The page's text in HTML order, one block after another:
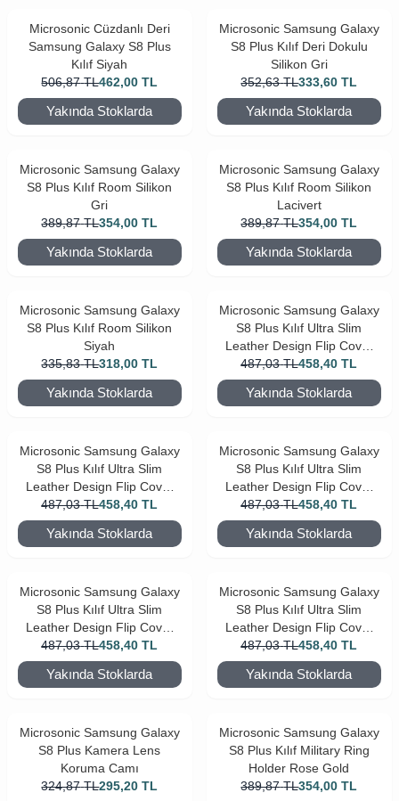
Microsonic Cüzdanlı Deri
Samsung Galaxy S8 Plus
Kılıf Siyah
506,87 TL462,00 TL
Yakında Stoklarda
Microsonic Samsung Galaxy
S8 Plus Kılıf Deri Dokulu
Silikon Gri
352,63 TL333,60 TL
Yakında Stoklarda
Microsonic Samsung Galaxy
S8 Plus Kılıf Room Silikon
Gri
389,87 TL354,00 TL
Yakında Stoklarda
Microsonic Samsung Galaxy
S8 Plus Kılıf Room Silikon
Lacivert
389,87 TL354,00 TL
Yakında Stoklarda
Microsonic Samsung Galaxy
S8 Plus Kılıf Room Silikon
Siyah
335,83 TL318,00 TL
Yakında Stoklarda
Microsonic Samsung Galaxy
S8 Plus Kılıf Ultra Slim
Leather Design Flip Cover
Bordo
487,03 TL458,40 TL
Yakında Stoklarda
Microsonic Samsung Galaxy
S8 Plus Kılıf Ultra Slim
Leather Design Flip Cover
Gold
487,03 TL458,40 TL
Yakında Stoklarda
Microsonic Samsung Galaxy
S8 Plus Kılıf Ultra Slim
Leather Design Flip Cover
Gümüş
487,03 TL458,40 TL
Yakında Stoklarda
Microsonic Samsung Galaxy
S8 Plus Kılıf Ultra Slim
Leather Design Flip Cover
Rose Gold
487,03 TL458,40 TL
Yakında Stoklarda
Microsonic Samsung Galaxy
S8 Plus Kılıf Ultra Slim
Leather Design Flip Cover
Siyah
487,03 TL458,40 TL
Yakında Stoklarda
Microsonic Samsung Galaxy
S8 Plus Kamera Lens
Koruma Camı
324,87 TL295,20 TL
Microsonic Samsung Galaxy
S8 Plus Kılıf Military Ring
Holder Rose Gold
389,87 TL354,00 TL